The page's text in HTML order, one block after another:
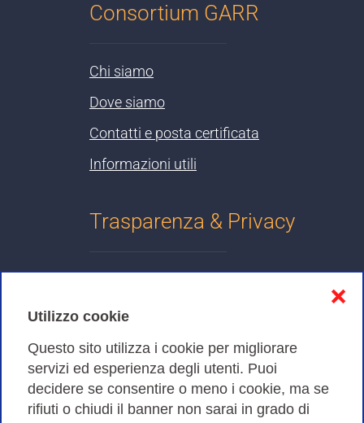
Utilizzo cookie
Questo sito utilizza i cookie per migliorare
servizi ed esperienza degli utenti. Puoi
decidere se consentire o meno i cookie, ma se
rifiuti o chiudi il banner non sarai in grado di
❌
Consortium GARR
Chi siamo
Dove siamo
Contatti e posta certificata
Informazioni utili
Trasparenza & Privacy
Cookies Policy
Amministrazione trasparente
Bandi di Gara